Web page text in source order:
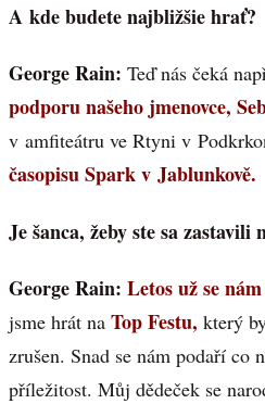
A kde budete najbližšie hrať?
George Rain: Teď nás čeká
podporu našeho jmenovce,
v amfiteátru ve Rtyni v
časopisu Spark v Jablunkově.
Je šanca, žeby ste sa zastavili
George Rain: Letos už se
jsme hrát na Top Festu, který
zrušen. Snad se nám podaří
příležitost. Můj dědeček se